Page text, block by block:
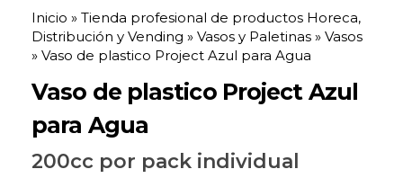
Inicio » Tienda profesional de productos Horeca,
Distribución y Vending » Vasos y Paletinas » Vasos
» Vaso de plastico Project Azul para Agua
Vaso de plastico Project Azul
para Agua
200cc por pack individual